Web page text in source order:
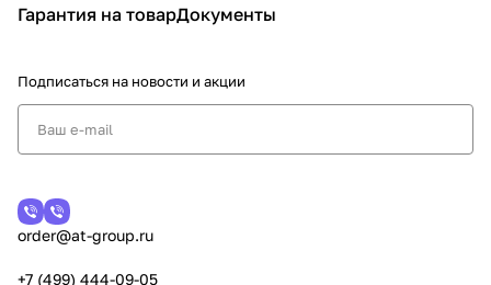
Гарантия на товарДокументы
Подписаться на новости и акции
order@at-group.ru
+7 (499) 444-09-05